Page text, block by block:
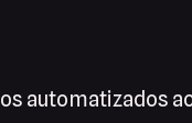
automatizados